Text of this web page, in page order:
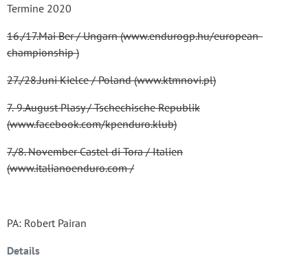
Termine 2020
16./17.Mai Ber / Ungarn (www.endurogp.hu/european-
championship )
27./28.Juni Kielce / Poland (www.ktmnovi.pl)
7.-9.August Plasy / Tschechische Republik
(www.facebook.com/kpenduro.klub)
7./8. November Castel di Tora / Italien
(www.italianoenduro.com /
PA: Robert Pairan
Details